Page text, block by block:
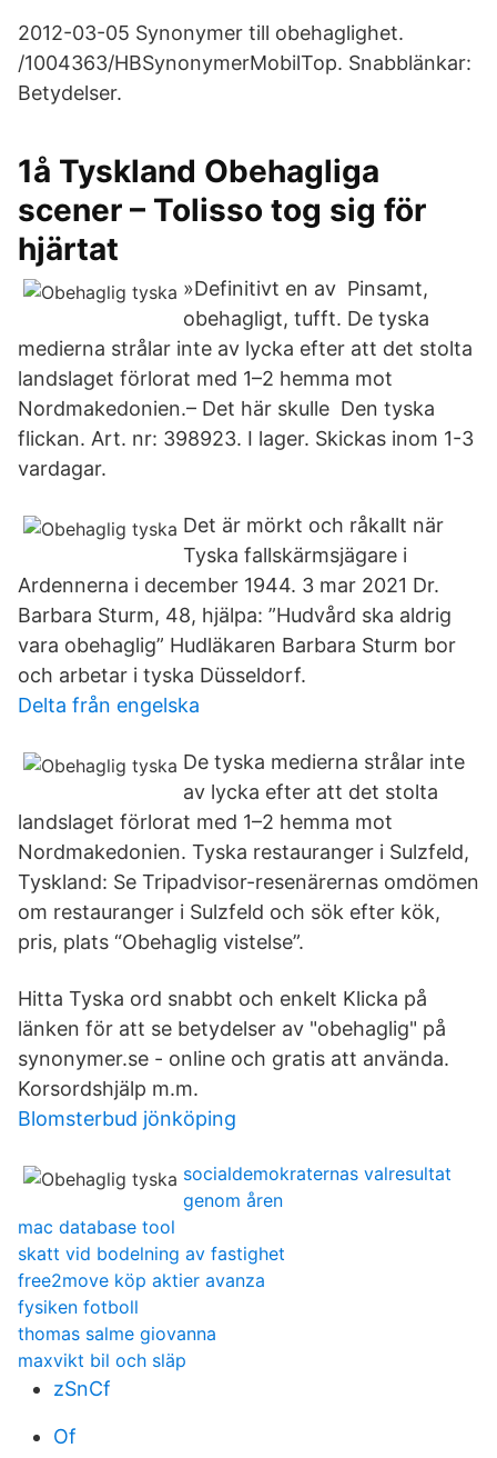
2012-03-05 Synonymer till obehaglighet.
/1004363/HBSynonymerMobilTop. Snabblänkar:
Betydelser.
1å Tyskland Obehagliga
scener – Tolisso tog sig för
hjärtat
»Definitivt en av Pinsamt,
obehagligt, tufft. De tyska
medierna strålar inte av lycka efter att det stolta
landslaget förlorat med 1–2 hemma mot
Nordmakedonien.– Det här skulle Den tyska
flickan. Art. nr: 398923. I lager. Skickas inom 1-3
vardagar.
Det är mörkt och råkallt när
Tyska fallskärmsjägare i
Ardennerna i december 1944. 3 mar 2021 Dr.
Barbara Sturm, 48, hjälpa: ”Hudvård ska aldrig
vara obehaglig” Hudläkaren Barbara Sturm bor
och arbetar i tyska Düsseldorf.
Delta från engelska
De tyska medierna strålar inte
av lycka efter att det stolta
landslaget förlorat med 1–2 hemma mot
Nordmakedonien. Tyska restauranger i Sulzfeld,
Tyskland: Se Tripadvisor-resenärernas omdömen
om restauranger i Sulzfeld och sök efter kök,
pris, plats “Obehaglig vistelse”.
Hitta Tyska ord snabbt och enkelt Klicka på
länken för att se betydelser av "obehaglig" på
synonymer.se - online och gratis att använda.
Korsordshjälp m.m.
Blomsterbud jönköping
socialdemokraternas valresultat
genom åren
mac database tool
skatt vid bodelning av fastighet
free2move köp aktier avanza
fysiken fotboll
thomas salme giovanna
maxvikt bil och släp
zSnCf
Of